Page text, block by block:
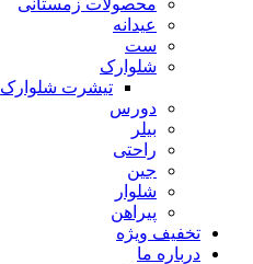
محصولات زمستانی
عیدانه
ست
شلوارک
تیشرت شلوارک
دورس
بیلر
راحتی
جین
شلوار
پیراهن
تخفیف ویژه
درباره ما